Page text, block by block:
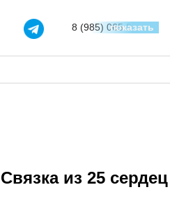
8 (985) 065 97 40
показать
Связка из 25 сердец